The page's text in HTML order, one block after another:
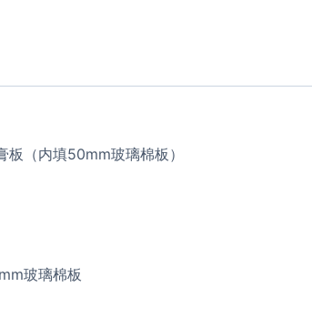
（内填50mm玻璃棉板）
玻璃棉板